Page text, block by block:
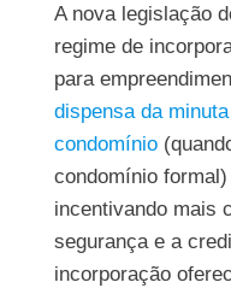
A nova legislação
regime de
para
dispensa da
condomínio
condomínio
incentivando mais
segurança e a
incorporação